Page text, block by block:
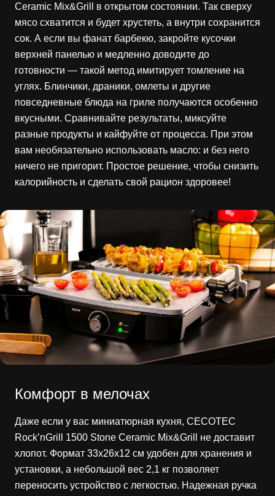
Ceramic Mix&Grill в открытом состоянии. Так сверху
мясо схватится и будет хрустеть, а внутри сохранится
сок. А если вы фанат барбекю, закройте кусочки
верхней панелью и медленно доводите до
готовности — такой метод имитирует томление на
углях. Блинчики, драники, омлеты и другие
повседневные блюда на гриле получаются особенно
вкусными. Сравнивайте результаты, миксуйте
разные продукты и кайфуйте от процесса. При этом
вам необязательно использовать масло: и без него
ничего не пригорит. Простое решение, чтобы снизить
калорийность и сделать свой рацион здоровее!
Комфорт в мелочах
Даже если у вас миниатюрная кухня, CECOTEC
Rock’nGrill 1500 Stone Ceramic Mix&Grill не доставит
хлопот. Формат 33х26х12 см удобен для хранения и
установки, а небольшой вес 2,1 кг позволяет
переносить устройство с легкостью. Надежная ручка